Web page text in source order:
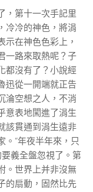
，第十一次手記里
冷冷的神色，將涓
示在神色色彩上，
一路來取熱呢？子
都沒有了？小說經
迅從一開端就正告
淪空想之人，不消
意表地闖進了涓生
該貫通到涓生遠非
。“年夜半年來，只
義全盤忽視了。第
。世界上并非沒無
的扇動，固然比先